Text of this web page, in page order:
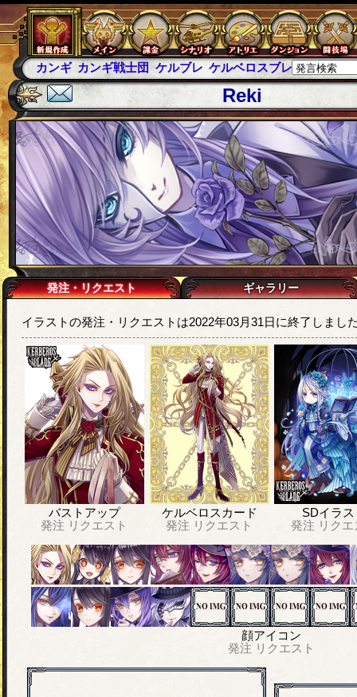
カンギ カンギ戦士団 ケルブレ ケルベロスブレイド スパ
Reki
発注・リクエスト ギャラリー
イラストの発注・リクエストは2022年03月31日に終了しまし
バストアップ
発注 リクエスト
ケルベロスカード
発注 リクエスト
SDイラス
発注 リク
顔アイコン
発注 リクエスト